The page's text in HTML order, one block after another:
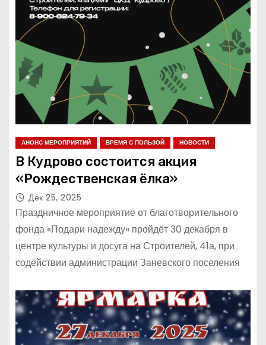
АНОНС МЕРОПРИЯТИЙ ВРЕМЯ С ПОЛЬЗОЙ НОВОСТИ
В Кудрово состоится акция
«Рождественская ёлка»
Дек 25, 2025
Праздничное мероприятие от благотворительного
фонда «Подари надежду» пройдёт 30 декабря в
центре культуры и досуга на Строителей, 41а, при
содействии администрации Заневского поселения